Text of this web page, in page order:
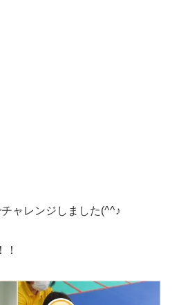
ャレンジしました(^^♪
！